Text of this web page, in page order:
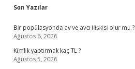
Sidebar
Son Yazılar
Bir popülasyonda av ve avcı ilişkisi olur mu ?
Ağustos 6, 2026
Kimlik yaptırmak kaç TL ?
Ağustos 5, 2026